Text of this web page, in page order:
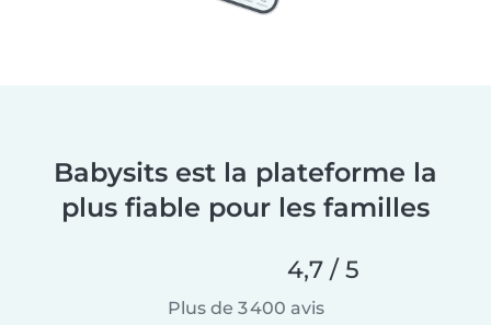
Babysits est la plateforme la
plus fiable pour les familles
4,7 / 5
Plus de 3 400 avis